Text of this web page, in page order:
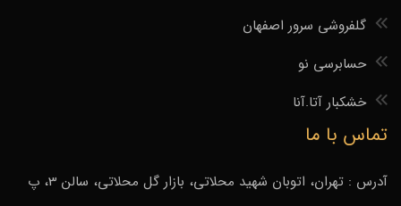
گلفروشی سرور اصفهان
حسابرسی نو
خشکبار آتا.آنا
تماس با ما
آدرس : تهران، اتوبان شهید محلاتی، بازار گل محلاتی، سالن 3، پ